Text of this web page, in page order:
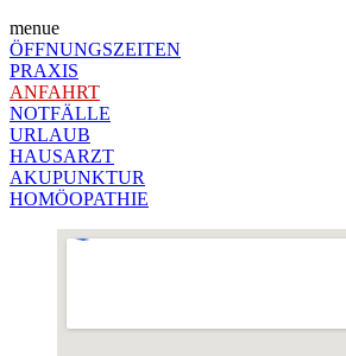
menue
ÖFFNUNGSZEITEN
PRAXIS
ANFAHRT
NOTFÄLLE
URLAUB
HAUSARZT
AKUPUNKTUR
HOMÖOPATHIE